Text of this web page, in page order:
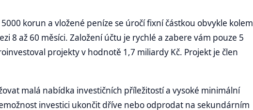
korun a vložené peníze se úročí fixní částkou obvykle kolem
8 až 60 měsíci. Založení účtu je rychlé a zabere vám pouze 5
projekty v hodnotě 1,7 miliardy Kč. Projekt je člen
malá nabídka investičních příležitostí a vysoké minimální
investici ukončit dříve nebo odprodat na sekundárním